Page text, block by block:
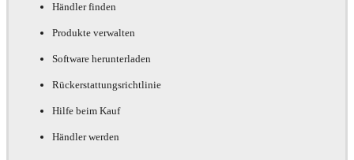
Händler finden
Produkte verwalten
Software herunterladen
Rückerstattungsrichtlinie
Hilfe beim Kauf
Händler werden